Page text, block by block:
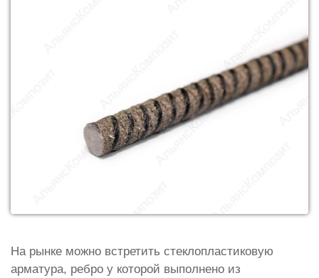
На рынке можно встретить стеклопластиковую
арматура, ребро у которой выполнено из